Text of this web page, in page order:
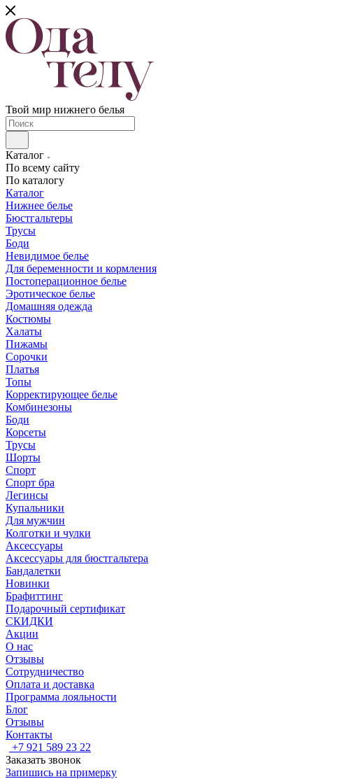
Твой мир нижнего белья
Каталог
По всему сайту
По каталогу
Каталог
Нижнее белье
Бюстгальтеры
Трусы
Боди
Невидимое белье
Для беременности и кормления
Постоперационное белье
Эротическое белье
Домашняя одежда
Костюмы
Халаты
Пижамы
Сорочки
Платья
Топы
Корректирующее белье
Комбинезоны
Боди
Корсеты
Трусы
Шорты
Спорт
Спорт бра
Легинсы
Купальники
Для мужчин
Колготки и чулки
Аксессуары
Аксессуары для бюстгальтера
Бандалетки
Новинки
Брафиттинг
Подарочный сертификат
СКИДКИ
Акции
О нас
Отзывы
Сотрудничество
Оплата и доставка
Программа лояльности
Блог
Отзывы
Контакты
+7 921 589 23 22
Заказать звонок
Запишись на примерку